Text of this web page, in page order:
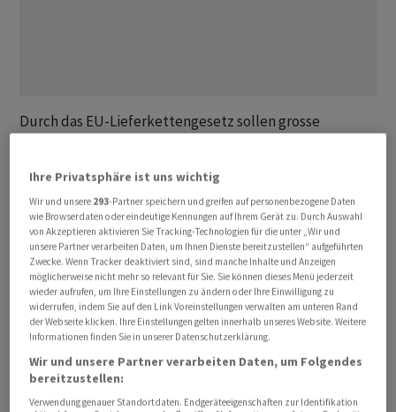
Durch das EU-Lieferkettengesetz sollen grosse
EU profitieren. Grössere Unternehmen müssen zudem
einen Plan erstellen, der sicherstellt, dass ihr
Geschäftsmodell und ihre Strategie mit der Einhaltung
der Pariser Klimaziele zur Begrenzung der
Erderwärmung vereinbart sind.
Unterhändlerinnen und Unterhändler des
Europaparlaments und der EU-Staaten hatten sich
Mitte Dezember auf einen Kompromiss zu dem
Vorhaben geeinigt. Noch gibt es aber lediglich einen
politischen Deal. Ein genauer Rechtstext wird derzeit
Ihre Privatsphäre ist uns wichtig
Wir und unsere 293-Partner speichern und greifen auf personenbezogene Daten
wie Browserdaten oder eindeutige Kennungen auf Ihrem Gerät zu. Durch Auswahl
von Akzeptieren aktivieren Sie Tracking-Technologien für die unter „Wir und
unsere Partner verarbeiten Daten, um Ihnen Dienste bereitzustellen“ aufgeführten
Zwecke. Wenn Tracker deaktiviert sind, sind manche Inhalte und Anzeigen
möglicherweise nicht mehr so relevant für Sie. Sie können dieses Menü jederzeit
wieder aufrufen, um Ihre Einstellungen zu ändern oder Ihre Einwilligung zu
widerrufen, indem Sie auf den Link Voreinstellungen verwalten am unteren Rand
der Webseite klicken. Ihre Einstellungen gelten innerhalb unseres Website. Weitere
Informationen finden Sie in unserer Datenschutzerklärung.
Wir und unsere Partner verarbeiten Daten, um Folgendes
bereitzustellen:
Verwendung genauer Standortdaten. Endgeräteeigenschaften zur Identifikation